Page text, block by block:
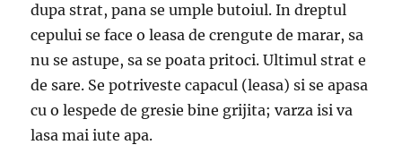
dupa strat, pana se umple butoiul. In dreptul
cepului se face o leasa de crengute de marar, sa
nu se astupe, sa se poata pritoci. Ultimul strat e
de sare. Se potriveste capacul (leasa) si se apasa
cu o lespede de gresie bine grijita; varza isi va
lasa mai iute apa.